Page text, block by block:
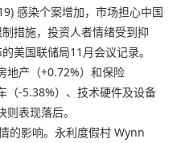
感染个案增加，市场担心中国
措施，投资人者情绪受到抑
美国联储局11月会议记录。
地产（+0.72%）和保险
（-5.38%）、技术硬件及设备
表现落后。
的影响。永利度假村 Wynn